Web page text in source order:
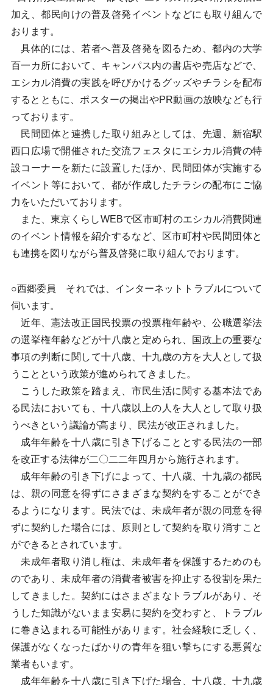
加え、都民向けの普及啓発イベントなどにも取り組んで
おります。
具体的には、若者へ普及啓発を図るため、都内の大学
百一カ所において、キャンパス内の書店や売店などで、
エシカル消費の実践を呼びかけるグッズやチラシを配布
するとともに、ポスターの掲出やPR動画の放映なども行
っております。
民間団体と連携した取り組みとしては、先週、新宿駅
西口広場で開催された交流フェスタにエシカル消費の特
設コーナーを新たに設置したほか、民間団体が実施する
イベント等において、都が作成したチラシの配布にご協
力をいただいております。
また、東京くらしWEBで区市町村のエシカル消費関連
のイベント情報を紹介するなど、区市町村や民間団体と
も連携を図りながら普及啓発に取り組んでおります。
○西郷委員 それでは、インターネットトラブルについて
伺います。
近年、憲法改正国民投票の投票権年齢や、公職選挙法
の選挙権年齢などが十八歳と定められ、国政上の重要な
事項の判断に関して十八歳、十九歳の方を大人として扱
うことという政策が進められてきました。
こうした政策を踏まえ、市民生活に関する基本法であ
る民法においても、十八歳以上の人を大人として取り扱
うべきという議論が高まり、民法が改正されました。
成年年齢を十八歳に引き下げることとする民法の一部
を改正する法律が二〇二二年四月から施行されます。
成年年齢の引き下げによって、十八歳、十九歳の都民
は、親の同意を得ずにさまざまな契約をすることができ
るようになります。民法では、未成年者が親の同意を得
ずに契約した場合には、原則として契約を取り消すこと
ができるとされています。
未成年者取り消し権は、未成年者を保護するためのも
のであり、未成年者の消費者被害を抑止する役割を果た
してきました。契約にはさまざまなトラブルがあり、そ
うした知識がないまま安易に契約を交わすと、トラブル
に巻き込まれる可能性があります。社会経験に乏しく、
保護がなくなったばかりの青年を狙い撃ちにする悪質な
業者もいます。
成年年齢を十八歳に引き下げた場合、十八歳、十九歳